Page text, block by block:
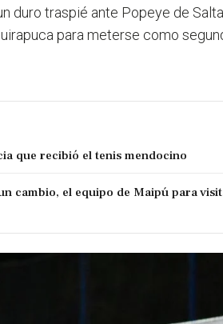
duro traspié ante Popeye de Salta
para meterse como
que recibió el tenis mendocino
cambio, el equipo de Maipú para